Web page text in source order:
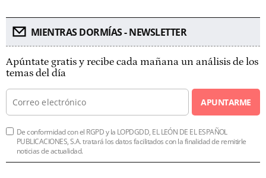
MIENTRAS DORMÍAS - NEWSLETTER
Apúntate gratis y recibe cada mañana un análisis de los
temas del día
APUNTARME
De conformidad con el RGPD y la LOPDGDD, EL LEÓN DE EL ESPAÑOL
PUBLICACIONES, S.A. tratará los datos facilitados con la finalidad de remitirle
noticias de actualidad.